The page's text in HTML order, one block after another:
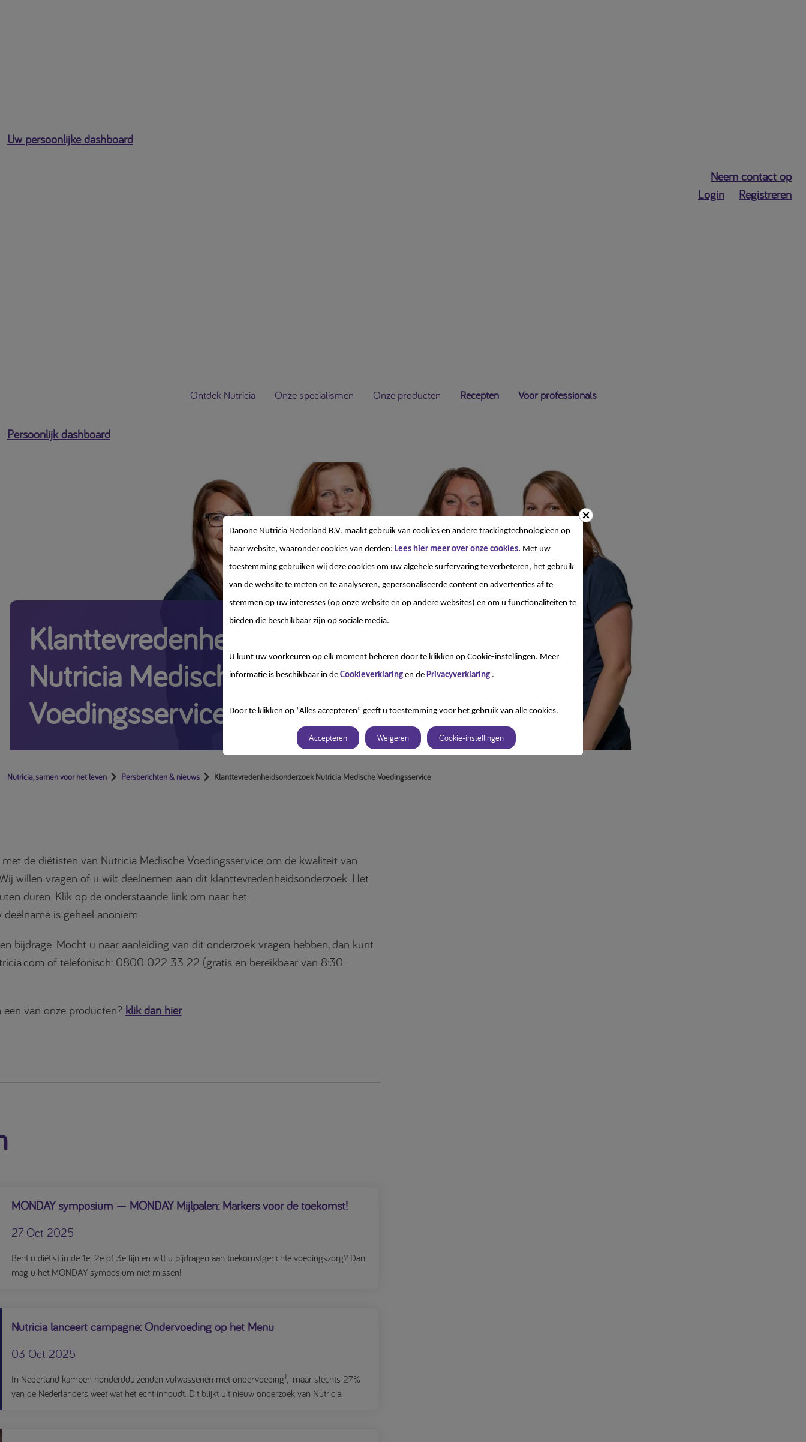
Uw persoonlijke dashboard
Neem contact op
Login
Registreren
Ontdek Nutricia Onze specialismen Onze producten Recepten Voor professionals
Persoonlijk dashboard
Klanttevredenheidsonderzoek
Nutricia Medische
Voedingsservice
Nutricia, samen voor het leven Persberichten & nieuws Klanttevredenheidsonderzoek Nutricia Medische Voedingsservice
de diëtisten van Nutricia Medische Voedingsservice om de kwaliteit van
willen vragen of u wilt deelnemen aan dit klanttevredenheidsonderzoek. Het
duren. Klik op de onderstaande link om naar het
is geheel anoniem.
bijdrage. Mocht u naar aanleiding van dit onderzoek vragen hebben, dan kunt
of telefonisch: 0800 022 33 22 (gratis en bereikbaar van 8:30 –
van onze producten? klik dan hier
MONDAY symposium — MONDAY Mijlpalen: Markers voor de toekomst!
27 Oct 2025
Bent u diëtist in de 1e, 2e of 3e lijn en wilt u bijdragen aan toekomstgerichte voedingszorg? Dan
mag u het MONDAY symposium niet missen!
Nutricia lanceert campagne: Ondervoeding op het Menu
03 Oct 2025
In Nederland kampen honderdduizenden volwassenen met ondervoeding1
maar slechts 27%
van de Nederlanders weet wat het echt inhoudt. Dit blijkt uit nieuw onderzoek van Nutricia.
Danone Nutricia Nederland B.V. maakt gebruik van cookies en andere trackingtechnologieën op
haar website, waaronder cookies van derden: Lees hier meer over onze cookies. Met uw
toestemming gebruiken wij deze cookies om uw algehele surfervaring te verbeteren, het gebruik
van de website te meten en te analyseren, gepersonaliseerde content en advertenties af te
stemmen op uw interesses (op onze website en op andere websites) en om u functionaliteiten te
bieden die beschikbaar zijn op sociale media.
U kunt uw voorkeuren op elk moment beheren door te klikken op Cookie-instellingen. Meer
informatie is beschikbaar in de Cookieverklaring en de Privacyverklaring .
Door te klikken op “Alles accepteren” geeft u toestemming voor het gebruik van alle cookies.
Accepteren Weigeren Cookie-instellingen